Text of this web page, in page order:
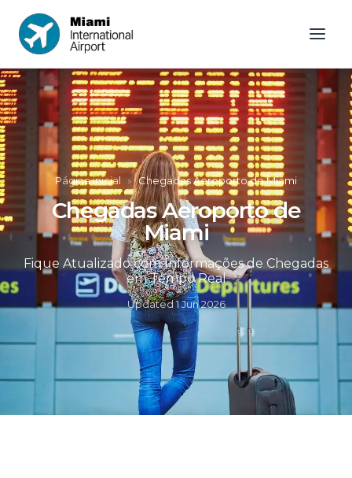
Página inicial » Chegadas Aeroporto de Miami
Chegadas Aeroporto de
Miami
Fique Atualizado com Informações de Chegadas
em Tempo Real
Updated1 Jun 2026